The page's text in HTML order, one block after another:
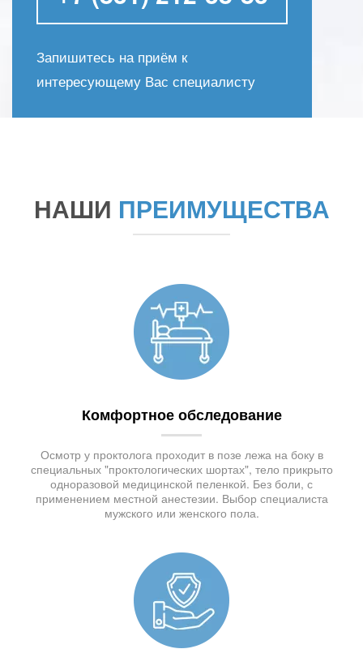
Запишитесь на приём к
интересующему Вас специалисту
НАШИ ПРЕИМУЩЕСТВА
Комфортное обследование
Осмотр у проктолога проходит в позе лежа на боку в
специальных "проктологических шортах", тело прикрыто
одноразовой медицинской пеленкой. Без боли, с
применением местной анестезии. Выбор специалиста
мужского или женского пола.